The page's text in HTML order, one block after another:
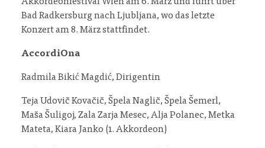
Akkordeonfestival Wien am 6. März und führt über
Bad Radkersburg nach Ljubljana, wo das letzte
Konzert am 8. März stattfindet.
AccordiOna
Radmila Bikić Magdić, Dirigentin
Teja Udovič Kovačič, Špela Naglič, Špela Šemerl,
Maša Šuligoj, Zala Zarja Mesec, Alja Polanec, Metka
Mateta, Kiara Janko (1. Akkordeon)